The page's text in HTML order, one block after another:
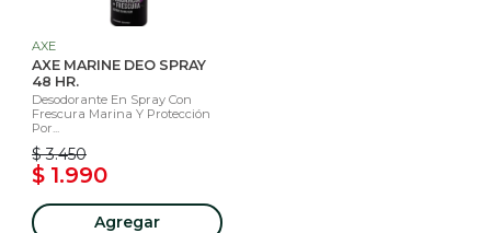
AXE
AXE MARINE DEO SPRAY
48 HR.
Desodorante En Spray Con
Frescura Marina Y Protección
Por...
$ 3.450
$ 1.990
Agregar